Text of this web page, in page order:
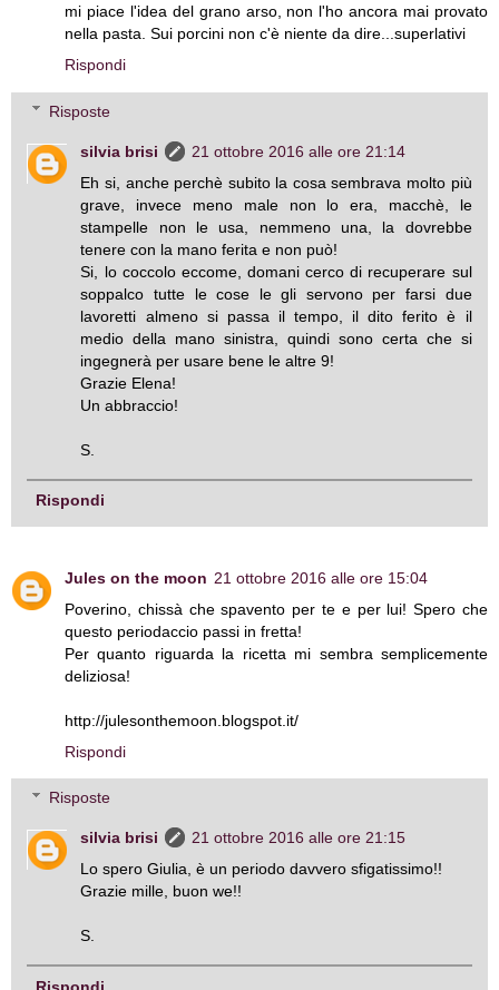
mi piace l'idea del grano arso, non l'ho ancora mai provato
nella pasta. Sui porcini non c'è niente da dire...superlativi
Rispondi
Risposte
silvia brisi
21 ottobre 2016 alle ore 21:14
Eh si, anche perchè subito la cosa sembrava molto più
grave, invece meno male non lo era, macchè, le
stampelle non le usa, nemmeno una, la dovrebbe
tenere con la mano ferita e non può!
Si, lo coccolo eccome, domani cerco di recuperare sul
soppalco tutte le cose le gli servono per farsi due
lavoretti almeno si passa il tempo, il dito ferito è il
medio della mano sinistra, quindi sono certa che si
ingegnerà per usare bene le altre 9!
Grazie Elena!
Un abbraccio!
S.
Rispondi
Jules on the moon 21 ottobre 2016 alle ore 15:04
Poverino, chissà che spavento per te e per lui! Spero che
questo periodaccio passi in fretta!
Per quanto riguarda la ricetta mi sembra semplicemente
deliziosa!
http://julesonthemoon.blogspot.it/
Rispondi
Risposte
silvia brisi
21 ottobre 2016 alle ore 21:15
Lo spero Giulia, è un periodo davvero sfigatissimo!!
Grazie mille, buon we!!
S.
Rispondi